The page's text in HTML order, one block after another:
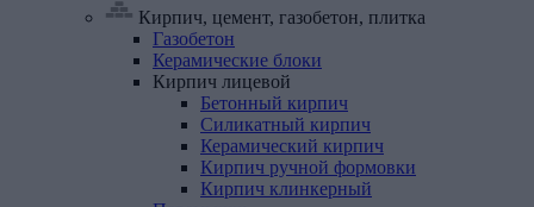
Кирпич, цемент, газобетон, плитка
Газобетон
Керамические блоки
Кирпич лицевой
Бетонный кирпич
Силикатный кирпич
Керамический кирпич
Кирпич ручной формовки
Кирпич клинкерный